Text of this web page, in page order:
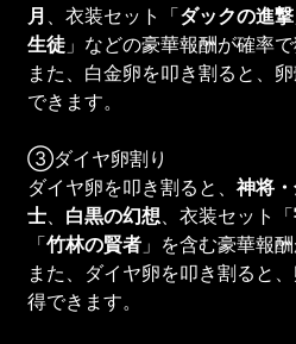
月
、衣装セット「ダックの進撃
生徒 」などの豪華報酬が確率で
また、白金卵を叩き割ると、
できます。
③ダイヤ卵割り
ダイヤ卵を叩き割ると、神将
士
白黒の幻想 、衣装セット「
「竹林の賢者 」を含む豪華報
また、ダイヤ卵を叩き割ると
得できます。